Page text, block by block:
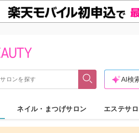
AI検
ネイル・まつげサロン エステサ